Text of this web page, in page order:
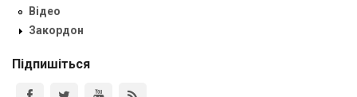
Відео
Закордон
Підпишіться